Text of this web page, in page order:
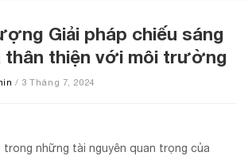
Giải pháp chiếu sáng
thân thiện với môi trường
/ 3 Tháng 7, 2024
trong những tài nguyên quan trọng của